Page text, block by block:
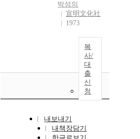
박성의
宣明文化社
1973
복
사/
대
출
신
청
내보내기
내책장담기